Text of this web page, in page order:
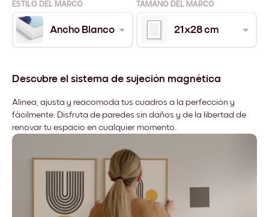
ESTILO DEL MARCO TAMAÑO DEL MARCO
Ancho Blanco 21x28 cm
Descubre el sistema de sujeción magnética
Alinea, ajusta y reacomoda tus cuadros a la perfección y
fácilmente. Disfruta de paredes sin daños y de la libertad de
renovar tu espacio en cualquier momento.